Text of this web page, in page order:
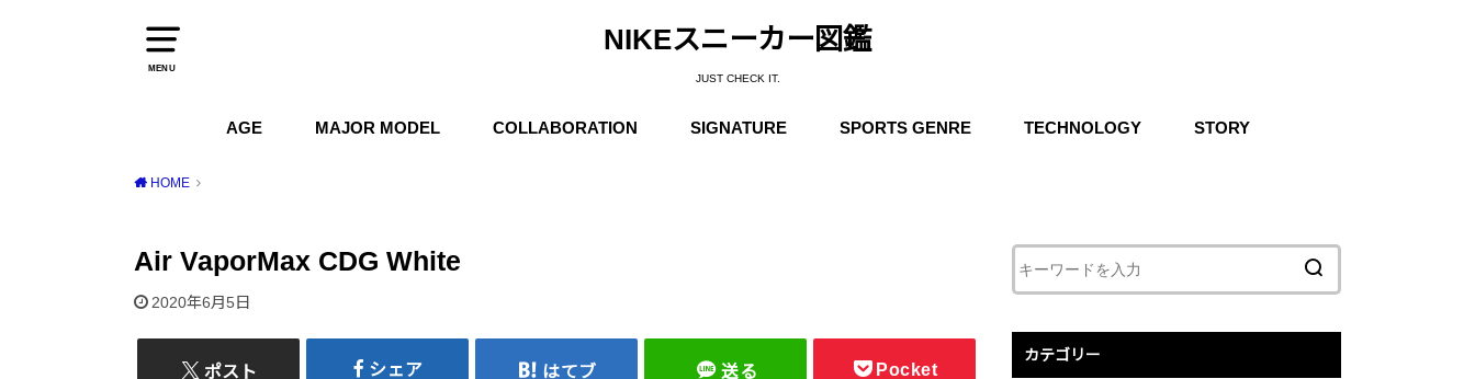
MENU
NIKEスニーカー図鑑
JUST CHECK IT.
AGE MAJOR MODEL COLLABORATION SIGNATURE SPORTS GENRE TECHNOLOGY STORY
HOME
Air VaporMax CDG White
2020年6月5日
ポスト シェア はてブ 送る Pocket
カテゴリー